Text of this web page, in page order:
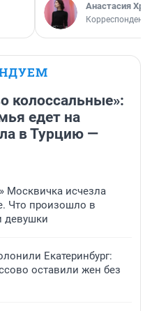
Анастасия
Корреспондент
колоссальные»:
едет на
в Турцию —
Москвичка исчезла
Что произошло в
девушки
Екатеринбург:
оставили жен без